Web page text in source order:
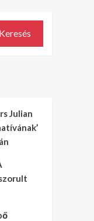
Keresés
Julian